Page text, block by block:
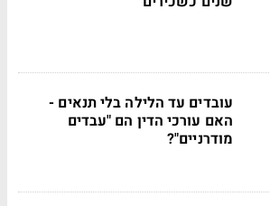
עובדים עד הלילה בלי תנאים -
האם עורכי הדין הם "עבדים
מודרניים"?